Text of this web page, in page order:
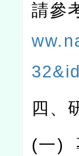
請參
四、
(一)